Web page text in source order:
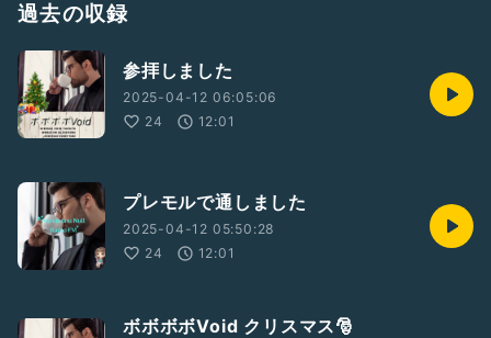
過去の収録
参拝しました
2025-04-12 06:05:06
24
12:01
プレモルで通しました
2025-04-12 05:50:28
24
12:01
ボボボボVoid クリスマス🎅